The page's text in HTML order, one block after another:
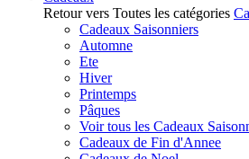
Retour vers Toutes les catégories
Cadeaux Saisonniers
Automne
Ete
Hiver
Printemps
Pâques
Voir tous les Cadeaux
Cadeaux de Fin d'Annee